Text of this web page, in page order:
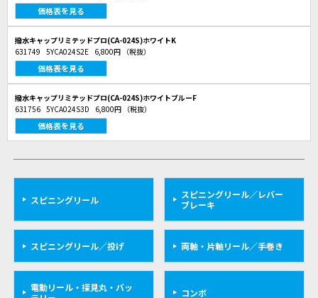
価格表を見る
撥水キャップリミテッドプロ(CA-024S)ホワイトK
631749 5YCA024S2E 6,800円 （税抜）
価格表を見る
撥水キャップリミテッドプロ(CA-024S)ホワイトブルーF
631756 5YCA024S3D 6,800円 （税抜）
価格表を見る
スピニングリール
スピニングリール／レバー
ブレーキ
スピニングリール／投げ 両軸・片軸リール／手巻き
電動リール・探見丸・バッ
コンボ